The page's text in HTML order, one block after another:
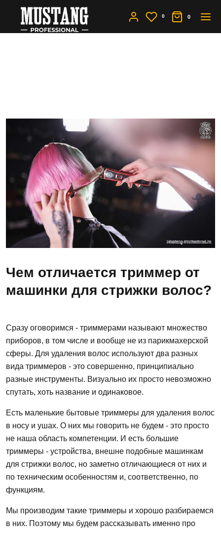
0 0
Чем отличается триммер от
машинки для стрижки волос?
Сразу оговоримся - триммерами называют множество
приборов, в том числе и вообще не из парикмахерской
сферы. Для удаления волос используют два разных
вида триммеров - это совершенно, принципиально
разные инструменты. Визуально их просто невозможно
спутать, хоть название и одинаковое.
Есть маленькие бытовые триммеры для удаления волос
в носу и ушах. О них мы говорить не будем - это просто
не наша область компетенции. И есть большие
триммеры - устройства, внешне подобные машинкам
для стрижки волос, но заметно отличающиеся от них и
по техническим особенностям и, соответственно, по
функциям.
Мы производим такие триммеры и хорошо разбираемся
в них. Поэтому мы будем рассказывать именно про